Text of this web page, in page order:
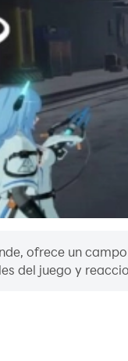
ofrece un
del juego y